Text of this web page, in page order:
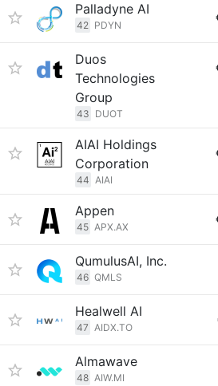
Palladyne AI
42 PDYN
Duos
Technologies
Group
43 DUOT
AIAI Holdings
Corporation
44 AIAI
Appen
45 APX.AX
QumulusAI, Inc.
46 QMLS
Healwell AI
47 AIDX.TO
Almawave
48 AIW.MI